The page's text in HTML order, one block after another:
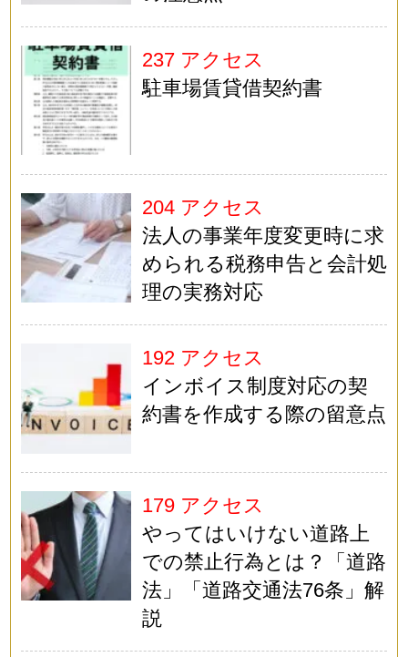
237 アクセス
駐車場賃貸借契約書
204 アクセス
法人の事業年度変更時に求
められる税務申告と会計処
理の実務対応
192 アクセス
インボイス制度対応の契
約書を作成する際の留意点
179 アクセス
やってはいけない道路上
での禁止行為とは？「道路
法」「道路交通法76条」解
説